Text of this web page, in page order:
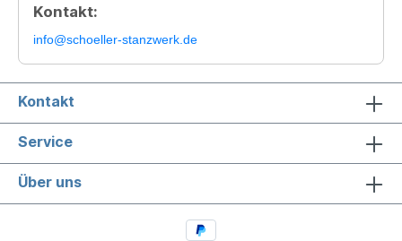
Kontakt:
info@schoeller-stanzwerk.de
Kontakt
Service
Über uns